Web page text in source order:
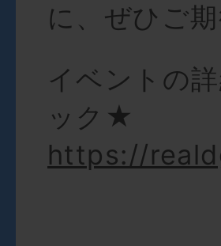
に、ぜひご
イベントの
ック★
https://